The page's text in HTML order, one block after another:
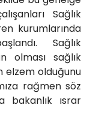
Sağlık
kurumlarında
Sağlık
olması sağlık
elzem olduğunu
rağmen söz
bakanlık ısrar